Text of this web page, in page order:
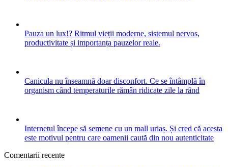
Pauza un lux!? Ritmul vieții moderne, sistemul nervos,
productivitate și importanța pauzelor reale.
Canicula nu înseamnă doar disconfort. Ce se întâmplă în
organism când temperaturile rămân ridicate zile la rând
Internetul începe să semene cu un mall uriaș. Și cred că acesta
este motivul pentru care oamenii caută din nou autenticitate
Comentarii recente